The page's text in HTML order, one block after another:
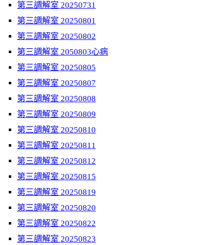
第三調解室 20250731
第三調解室 20250801
第三調解室 20250802
第三調解室 2050803心病
第三調解室 20250805
第三調解室 20250807
第三調解室 20250808
第三調解室 20250809
第三調解室 20250810
第三調解室 20250811
第三調解室 20250812
第三調解室 20250815
第三調解室 20250819
第三調解室 20250820
第三調解室 20250822
第三調解室 20250823